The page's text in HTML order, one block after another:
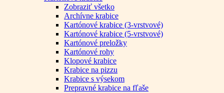
Zobraziť všetko
Archívne krabice
Kartónové krabice (3-vrstvové)
Kartónové krabice (5-vrstvové)
Kartónové preložky
Kartónové rohy
Klopové krabice
Krabice na pizzu
Krabice s výsekom
Prepravné krabice na fľaše